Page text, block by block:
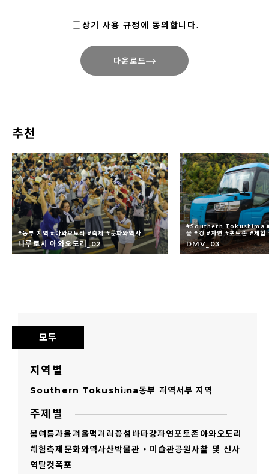
그림엽서나 사진집 등 사진 그 자체에 상품 가치
되어 있습니다.
이미지를 사용할 때는 사용한 결과물을 아래의
이미지는 실제 상황과 다를 수 있습니다. 예시로
이용하시기 바랍니다.
이미지를 편집 또는 가공하여 사용하는 것(2차
가공)도 가능하나, 필요에 따라 최소한으로 하
고 관광 진흥이라는 취지와 관계가 없는 변형은
의 목적에 관한 사진 소재의 이용 허락에 대해서
도 저작권을 포기하는 것은 아닙니다.
초상권과 관련하여 도쿠시마현은 관여하지 않
습니다.
미풍양속을 해치는 것, 저작권 등을 침해하는
것, 중상비방, 의도적으로 정치 및 종교적 목적
을 띠는 것, 범죄 행위로 이어지는 것, 기타 법률
을 위반하는 사용은 금지합니다.
상기 사용 규정에 동의합니다.
다운로드
추천
#동부 지역 #아와오도리 #축제 #문화와역사
나루토시 아와오도리_02
#Southern Tokushima #
울 #강 #자연 #포토존 #체험
DMV_03
모두
지역별
Southern Tokushima동부 지역서부 지역
주제별
봄여름가을겨울먹거리꽃섬 바다강자연포토존 아와오도리
체험축제 문화와역사산박물관・미술관공원사찰 및 신사
역탈것폭포